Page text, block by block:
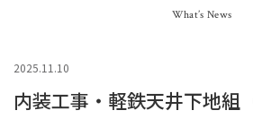
What’s News
2025.11.10
内装工事・軽鉄天井下地組